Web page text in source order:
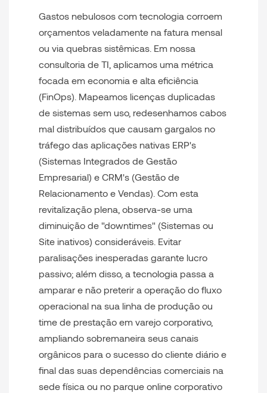
Gastos nebulosos com tecnologia corroem
orçamentos veladamente na fatura mensal
ou via quebras sistêmicas. Em nossa
consultoria de TI , aplicamos uma métrica
focada em economia e alta eficiência
(FinOps). Mapeamos licenças duplicadas
de sistemas sem uso, redesenhamos cabos
mal distribuídos que causam gargalos no
tráfego das aplicações nativas ERP's
(Sistemas Integrados de Gestão
Empresarial) e CRM's (Gestão de
Relacionamento e Vendas). Com esta
revitalização plena, observa-se uma
diminuição de "downtimes" (Sistemas ou
Site inativos) consideráveis. Evitar
paralisações inesperadas garante lucro
passivo; além disso, a tecnologia passa a
amparar e não preterir a operação do fluxo
operacional na sua linha de produção ou
time de prestação em varejo corporativo,
ampliando sobremaneira seus canais
orgânicos para o sucesso do cliente diário e
final das suas dependências comerciais na
sede física ou no parque online corporativo